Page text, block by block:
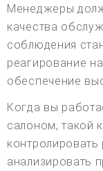
Менеджеры
качества
соблюдения
реагирование
обеспечение
Когда вы
салоном, такой
контролировать
анализировать